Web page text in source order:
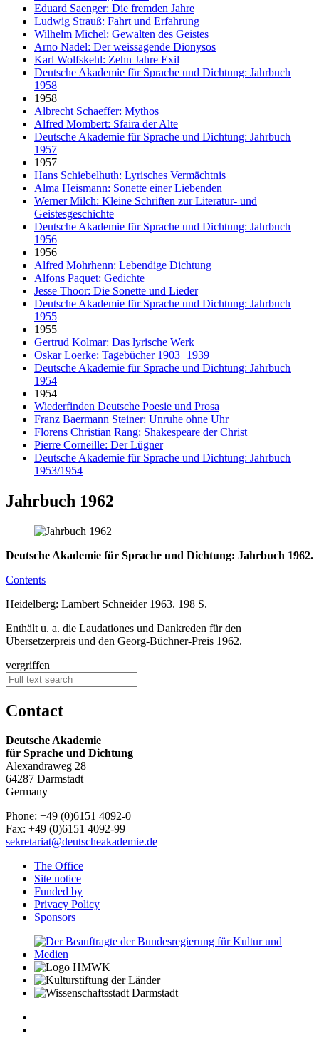
Eduard Saenger: Die fremden Jahre
Ludwig Strauß: Fahrt und Erfahrung
Wilhelm Michel: Gewalten des Geistes
Arno Nadel: Der weissagende Dionysos
Karl Wolfskehl: Zehn Jahre Exil
Deutsche Akademie für Sprache und Dichtung: Jahrbuch
1958
1958
Albrecht Schaeffer: Mythos
Alfred Mombert: Sfaira der Alte
Deutsche Akademie für Sprache und Dichtung: Jahrbuch
1957
1957
Hans Schiebelhuth: Lyrisches Vermächtnis
Alma Heismann: Sonette einer Liebenden
Werner Milch: Kleine Schriften zur Literatur- und
Geistesgeschichte
Deutsche Akademie für Sprache und Dichtung: Jahrbuch
1956
1956
Alfred Mohrhenn: Lebendige Dichtung
Alfons Paquet: Gedichte
Jesse Thoor: Die Sonette und Lieder
Deutsche Akademie für Sprache und Dichtung: Jahrbuch
1955
1955
Gertrud Kolmar: Das lyrische Werk
Oskar Loerke: Tagebücher 1903−1939
Deutsche Akademie für Sprache und Dichtung: Jahrbuch
1954
1954
Wiederfinden Deutsche Poesie und Prosa
Franz Baermann Steiner: Unruhe ohne Uhr
Florens Christian Rang: Shakespeare der Christ
Pierre Corneille: Der Lügner
Deutsche Akademie für Sprache und Dichtung: Jahrbuch
1953/1954
Jahrbuch 1962
Deutsche Akademie für Sprache und Dichtung: Jahrbuch 1962.
Contents
Heidelberg: Lambert Schneider 1963. 198 S.
Enthält u. a. die Laudationes und Dankreden für den
Übersetzerpreis und den Georg-Büchner-Preis 1962.
vergriffen
Contact
Deutsche Akademie
für Sprache und Dichtung
Alexandraweg 28
64287 Darmstadt
Germany
Phone: +49 (0)6151 4092-0
Fax: +49 (0)6151 4092-99
sekretariat@deutscheakademie.de
The Office
Site notice
Funded by
Privacy Policy
Sponsors